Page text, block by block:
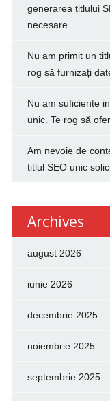
generarea titlului
necesare.
Nu am primit un
rog să furnizați
Nu am suficiente
unic. Te rog să
Am nevoie de
titlul SEO unic
Archives
august 2026
iunie 2026
decembrie 2025
noiembrie 2025
septembrie 2025